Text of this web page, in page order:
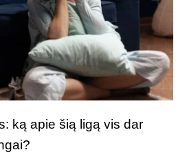
ką apie šią ligą vis dar